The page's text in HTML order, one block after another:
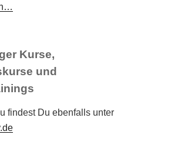
Kurse,
und
findest Du ebenfalls unter